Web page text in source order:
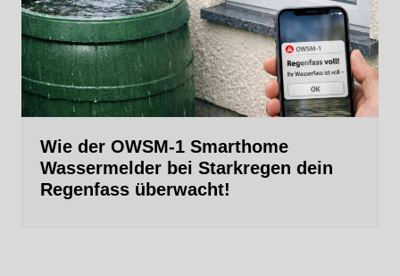
Wie der OWSM‑1 Smarthome
Wassermelder bei Starkregen dein
Regenfass überwacht!